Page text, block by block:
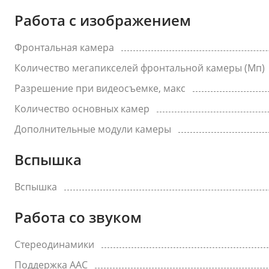
Работа с изображением
Фронтальная камера
Количество мегапикселей фронтальной камеры (Мп)
Разрешение при видеосъемке, макс
Количество основных камер
Дополнительные модули камеры
Вспышка
Вспышка
Работа со звуком
Стереодинамики
Поддержка AAC